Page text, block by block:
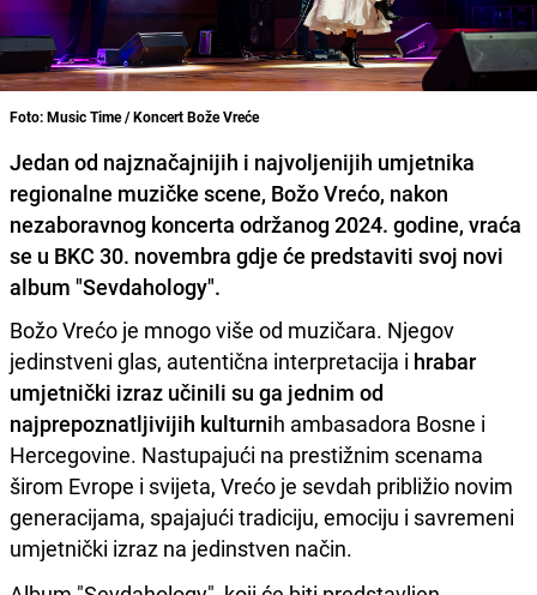
Foto: Music Time / Koncert Bože Vreće
Jedan od najznačajnijih i najvoljenijih umjetnika
regionalne muzičke scene, Božo Vrećo, nakon
nezaboravnog koncerta održanog 2024. godine, vraća
se u BKC 30. novembra gdje će predstaviti svoj novi
album "Sevdahology".
Božo Vrećo je mnogo više od muzičara. Njegov
jedinstveni glas, autentična interpretacija i hrabar
umjetnički izraz učinili su ga jednim od
najprepoznatljivijih kulturnih ambasadora Bosne i
Hercegovine. Nastupajući na prestižnim scenama
širom Evrope i svijeta, Vrećo je sevdah približio novim
generacijama, spajajući tradiciju, emociju i savremeni
umjetnički izraz na jedinstven način.